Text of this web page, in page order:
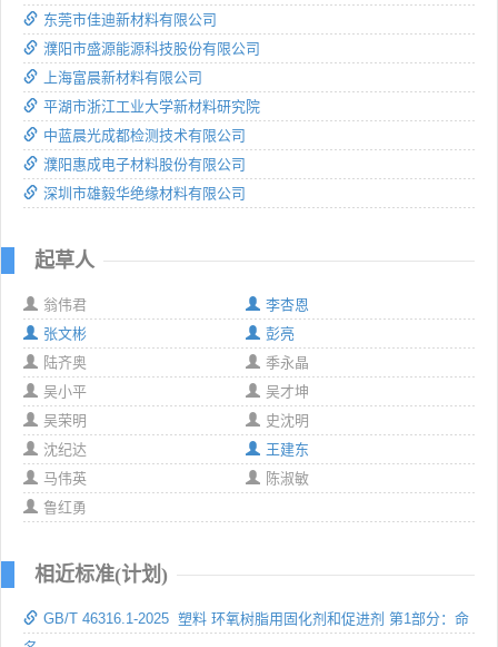
东莞市佳迪新材料有限公司
濮阳市盛源能源科技股份有限公司
上海富晨新材料有限公司
平湖市浙江工业大学新材料研究院
中蓝晨光成都检测技术有限公司
濮阳惠成电子材料股份有限公司
深圳市雄毅华绝缘材料有限公司
起草人
翁伟君
李杏恩
张文彬
彭亮
陆齐奥
季永晶
吴小平
吴才坤
吴荣明
史沈明
沈纪达
王建东
马伟英
陈淑敏
鲁红勇
相近标准(计划)
GB/T 46316.1-2025 塑料 环氧树脂用固化剂和促进剂 第1部分：命